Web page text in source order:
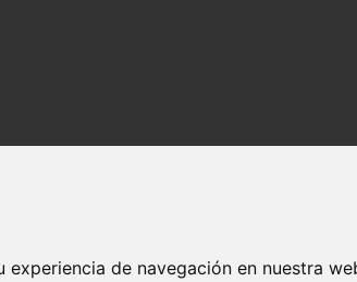
de navegación en nuestra